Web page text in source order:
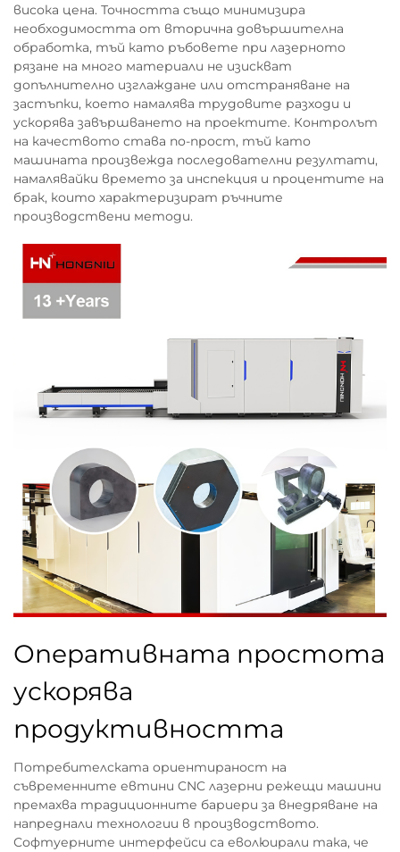
висока цена. Точността също минимизира
необходимостта от вторична довършителна
обработка, тъй като ръбовете при лазерното
рязане на много материали не изискват
допълнително изглаждане или отстраняване на
застъпки, което намалява трудовите разходи и
ускорява завършването на проектите. Контролът
на качеството става по-прост, тъй като
машината произвежда последователни резултати,
намалявайки времето за инспекция и процентите на
брак, които характеризират ръчните
производствени методи.
Оперативната простота
ускорява
продуктивността
Потребителската ориентираност на
съвременните евтини CNC лазерни режещи машини
премахва традиционните бариери за внедряване на
напреднали технологии в производството.
Софтуерните интерфейси са еволюирали така, че